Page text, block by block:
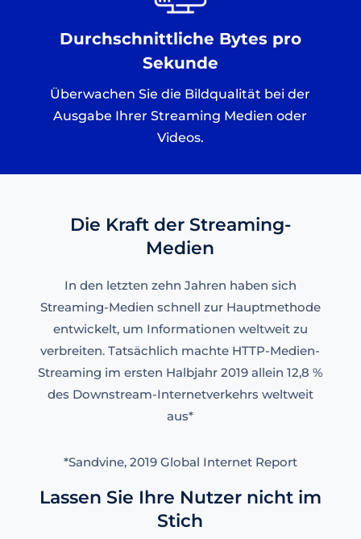
Durchschnittliche Bytes pro
Sekunde
Überwachen Sie die Bildqualität bei der
Ausgabe Ihrer Streaming Medien oder
Videos.
Die Kraft der Streaming-
Medien
In den letzten zehn Jahren haben sich
Streaming-Medien schnell zur Hauptmethode
entwickelt, um Informationen weltweit zu
verbreiten. Tatsächlich machte HTTP-Medien-
Streaming im ersten Halbjahr 2019 allein 12,8 %
des Downstream-Internetverkehrs weltweit
aus*
*Sandvine, 2019 Global Internet Report
Lassen Sie Ihre Nutzer nicht im
Stich